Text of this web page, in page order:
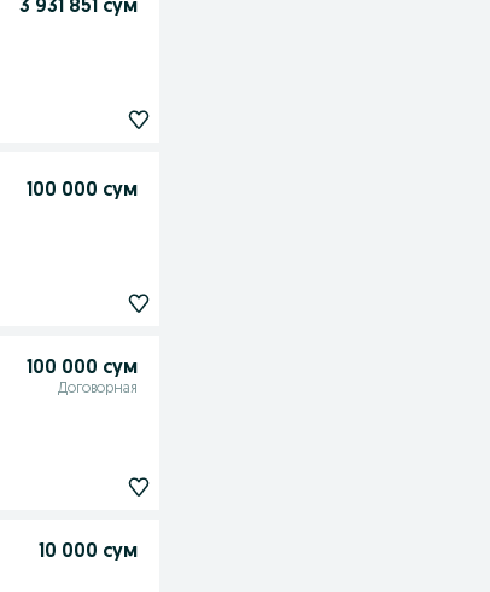
3 931 851 сум
100 000 сум
100 000 сум
Договорная
10 000 сум